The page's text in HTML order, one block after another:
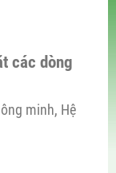
các dòng
minh, Hệ